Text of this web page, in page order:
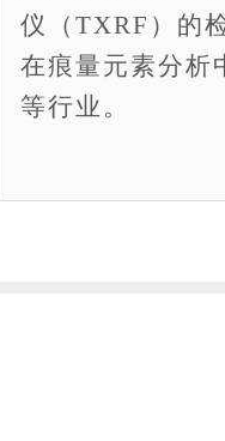
仪（TXRF）的
在痕量元素分析
等行业。